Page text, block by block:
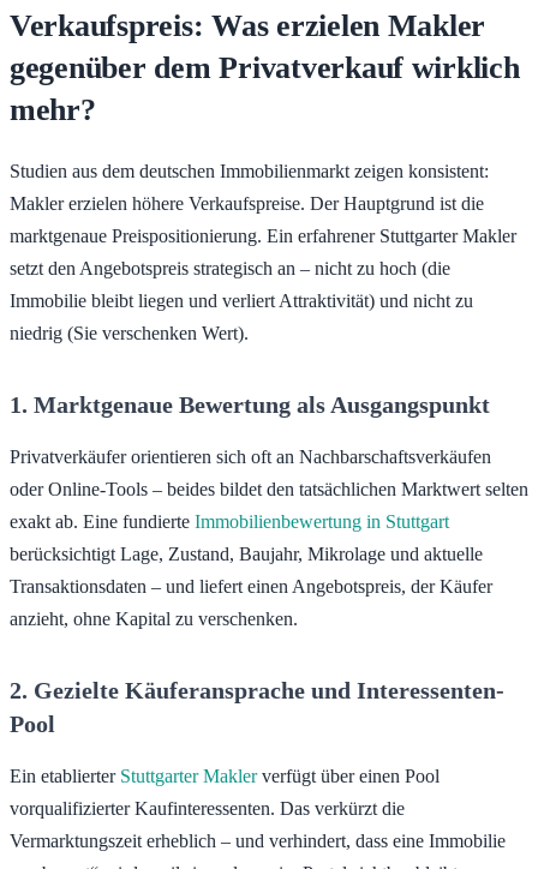
Verkaufspreis: Was erzielen Makler
gegenüber dem Privatverkauf wirklich
mehr?
Studien aus dem deutschen Immobilienmarkt zeigen konsistent:
Makler erzielen höhere Verkaufspreise. Der Hauptgrund ist die
marktgenaue Preispositionierung. Ein erfahrener Stuttgarter Makler
setzt den Angebotspreis strategisch an – nicht zu hoch (die
Immobilie bleibt liegen und verliert Attraktivität) und nicht zu
niedrig (Sie verschenken Wert).
1. Marktgenaue Bewertung als Ausgangspunkt
Privatverkäufer orientieren sich oft an Nachbarschaftsverkäufen
oder Online-Tools – beides bildet den tatsächlichen Marktwert selten
exakt ab. Eine fundierte Immobilienbewertung in Stuttgart
berücksichtigt Lage, Zustand, Baujahr, Mikrolage und aktuelle
Transaktionsdaten – und liefert einen Angebotspreis, der Käufer
anzieht, ohne Kapital zu verschenken.
2. Gezielte Käuferansprache und Interessenten-
Pool
Ein etablierter Stuttgarter Maklerverfügt über einen Pool
vorqualifizierter Kaufinteressenten. Das verkürzt die
Vermarktungszeit erheblich – und verhindert, dass eine Immobilie